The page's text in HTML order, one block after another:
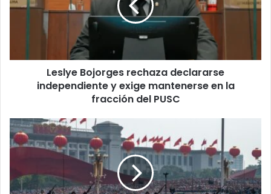
independiente
en
fracción
Leslye Bojorges rechaza declararse
independiente y exige mantenerse en la
fracción del PUSC
China
celebra
victoria
desfile
histórico